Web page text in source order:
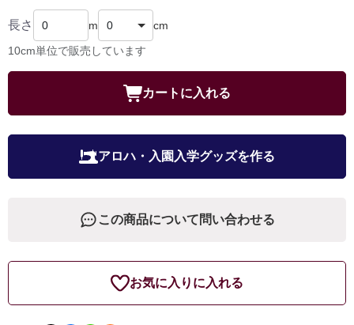
長さ m cm
10cm単位で販売しています
カートに入れる
アロハ・入園入学グッズを作る
この商品について問い合わせる
お気に入りに入れる